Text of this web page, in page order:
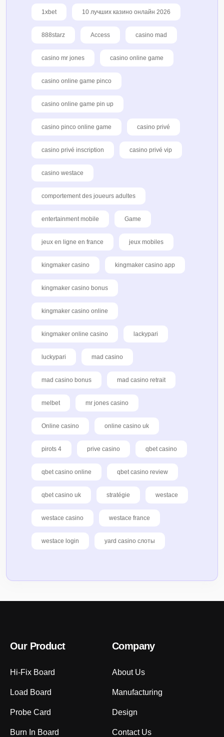
1xbet 10 лучших казино онлайн 2026
888starz Access casino mad
casino mr jones casino online game
casino online game pinco
casino online game pin up
casino pinco online game casino privé
casino privé inscription casino privé vip
casino westace
comportement des joueurs adultes
entertainment mobile Game
jeux en ligne en france jeux mobiles
kingmaker casino kingmaker casino app
kingmaker casino bonus
kingmaker casino online
kingmaker online casino lackypari
luckypari mad casino
mad casino bonus mad casino retrait
melbet mr jones casino
Online casino online casino uk
pirots 4 prive casino qbet casino
qbet casino online qbet casino review
qbet casino uk stratégie westace
westace casino westace france
westace login yard casino слоты
Our Product
Hi-Fix Board
Load Board
Probe Card
Burn In Board
Company
About Us
Manufacturing
Design
Contact Us